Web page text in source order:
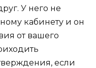
У него не
кабинету и он
от вашего
если